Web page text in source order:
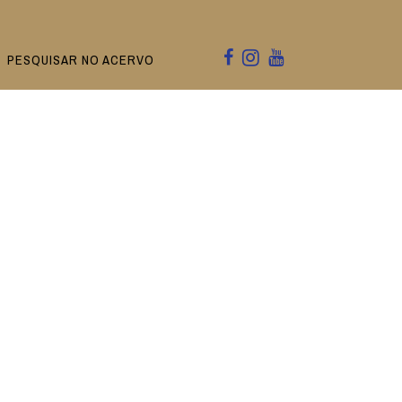
PESQUISAR NO ACERVO